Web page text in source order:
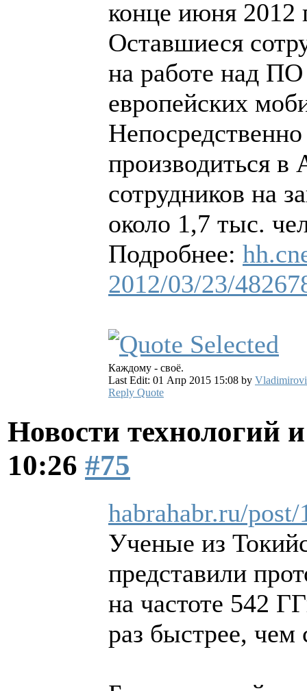
конце июня 2012
Оставшиеся
на работе над
европейских
производиться
сотрудников на
около 1,7 тыс.
Подробнее:
2012/03/23/
Каждому - своё.
Last Edit: 01 Апр 2015 15:08 by
Reply Quote
Новости технологий
10:26 #75
habrahabr.ru/
Ученые из
представили
на частоте 542
раз быстрее, чем